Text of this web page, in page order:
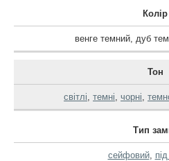
Колір
венге темний, дуб
Тон
світлі темні чорні
Тип
сейфовий,